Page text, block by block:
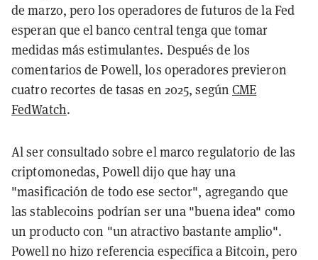
de marzo, pero los operadores de futuros de la Fed
esperan que el banco central tenga que tomar
medidas más estimulantes. Después de los
comentarios de Powell, los operadores previeron
cuatro recortes de tasas en 2025, segúnCME
FedWatch.
Al ser consultado sobre el marco regulatorio de las
criptomonedas, Powell dijo que hay una
"masificación de todo ese sector", agregando que
las stablecoins podrían ser una "buena idea" como
un producto con "un atractivo bastante amplio".
Powell no hizo referencia específica a Bitcoin, pero